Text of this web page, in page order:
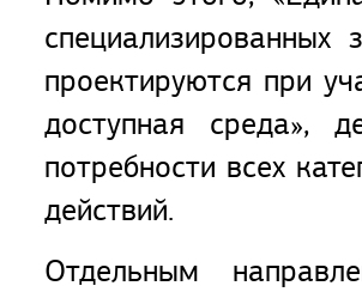
проектируются при
доступная среда»,
потребности всех
действий.
Отдельным